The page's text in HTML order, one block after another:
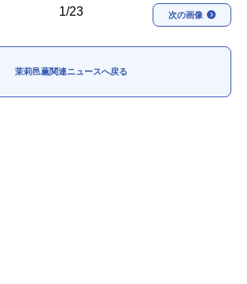
1/23 次の画像
茉莉邑薫関連ニュースへ戻る